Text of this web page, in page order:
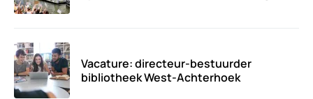
Vacature: directeur-bestuurder
bibliotheek West-Achterhoek